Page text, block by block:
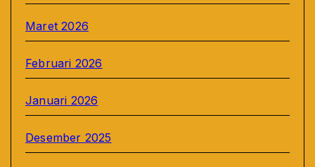
Maret 2026
Februari 2026
Januari 2026
Desember 2025